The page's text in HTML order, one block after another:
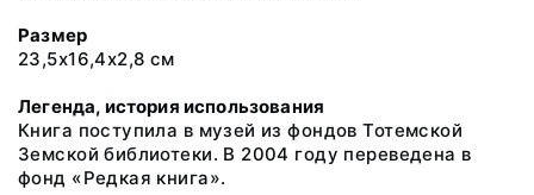
Размер
23,5х16,4х2,8 см
Легенда, история использования
Книга поступила в музей из фондов Тотемской
Земской библиотеки. В 2004 году переведена в
фонд «Редкая книга».